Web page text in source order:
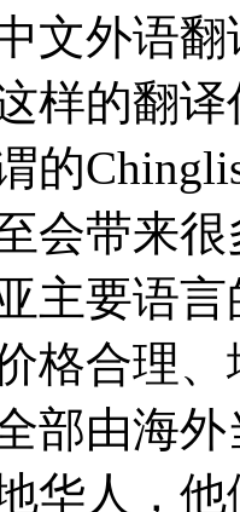
文外语
样的翻
的
会带来
主要语
格合理
部由海
华人，